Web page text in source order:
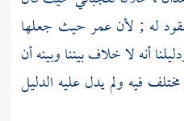
له ; لأنعمرحيث جعلها
أنه لا خلاف بيننا وبينه أن
فيه ولم يدل عليه الدليل